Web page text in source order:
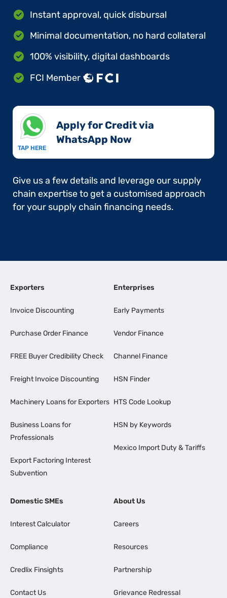
Instant approval, quick disbursal
Minimal documentation, no hard collateral
100% visibility, digital dashboards
FCI Member
TAP HERE
Apply for Credit via
WhatsApp Now​
Give us a few details and leverage our supply
chain expertise to get a customised approach
for your supply chain financing needs.
Exporters
Invoice Discounting
Purchase Order Finance
FREE Buyer Credibility Check
Freight Invoice Discounting
Machinery Loans for Exporters
Business Loans for
Professionals
Export Factoring Interest
Subvention
Enterprises
Early Payments
Vendor Finance
Channel Finance
HSN Finder
HTS Code Lookup
HSN by Keywords
Mexico Import Duty & Tariffs
Domestic SMEs
Interest Calculator
Compliance
Credlix Finsights
Contact Us
About Us
Careers
Resources
Partnership
Grievance Redressal